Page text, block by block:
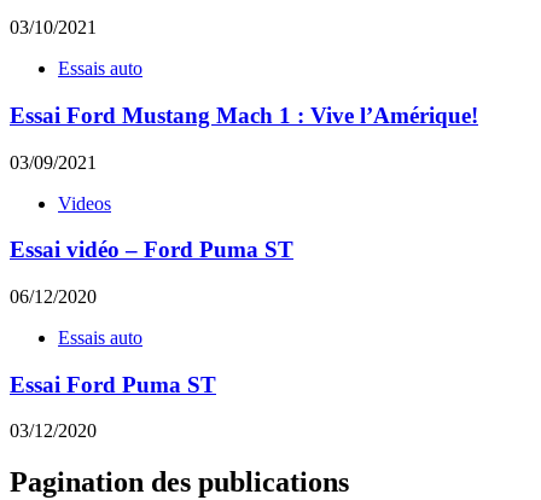
03/10/2021
Essais auto
Essai Ford Mustang Mach 1 : Vive l’Amérique!
03/09/2021
Videos
Essai vidéo – Ford Puma ST
06/12/2020
Essais auto
Essai Ford Puma ST
03/12/2020
Pagination des publications